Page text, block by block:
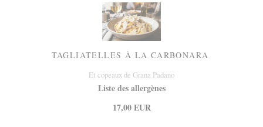
TAGLIATELLES À LA CARBONARA
Et copeaux de Grana Padano
Liste des allergènes
17,00 EUR